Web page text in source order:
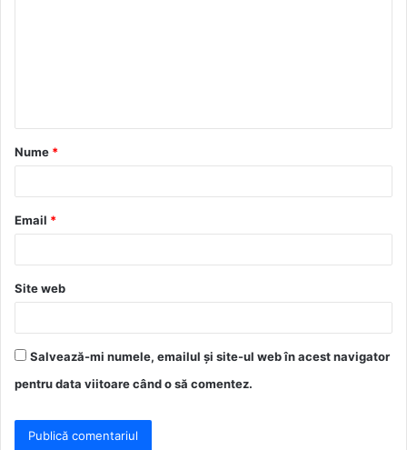
a
r
*
Nume *
Email *
Site web
Salvează-mi numele, emailul și site-ul web în acest navigator
pentru data viitoare când o să comentez.